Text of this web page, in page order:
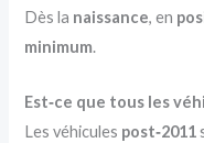
Dès la naissance, en
minimum.
Est‑ce que tous les
Les véhicules post‑2011